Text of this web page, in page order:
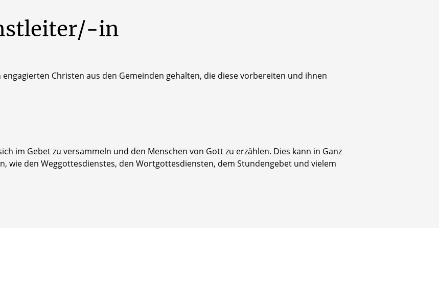
in
Christen aus den Gemeinden gehalten, die diese vorbereiten und ihnen
im Gebet zu versammeln und den Menschen von Gott zu erzählen. Dies kann in Ganz
wie den Weggottesdienstes, den Wortgottesdiensten, dem Stundengebet und vielem